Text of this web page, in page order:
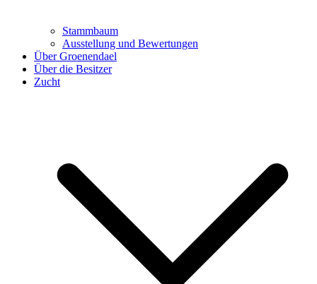
Stammbaum
Ausstellung und Bewertungen
Über Groenendael
Über die Besitzer
Zucht